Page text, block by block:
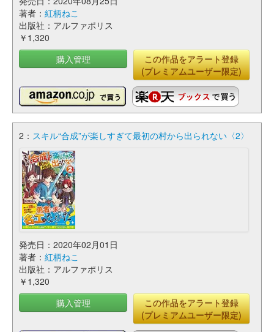
著者： 紅柄ねこ
出版社：アルファポリス
￥1,320
購入管理
この作品をアラート登録
(プレミアムユーザー限定)
2： スキル“合成”が楽しすぎて最初の村から出られない〈2〉
発売日：2020年02月01日
著者： 紅柄ねこ
出版社：アルファポリス
￥1,320
購入管理
この作品をアラート登録
(プレミアムユーザー限定)